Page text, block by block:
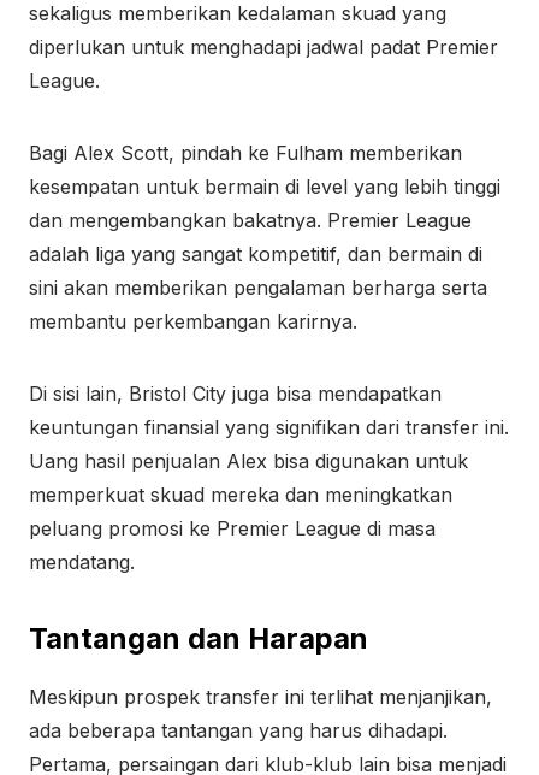
sekaligus memberikan kedalaman skuad yang
diperlukan untuk menghadapi jadwal padat Premier
League.
Bagi Alex Scott, pindah ke Fulham memberikan
kesempatan untuk bermain di level yang lebih tinggi
dan mengembangkan bakatnya. Premier League
adalah liga yang sangat kompetitif, dan bermain di
sini akan memberikan pengalaman berharga serta
membantu perkembangan karirnya.
Di sisi lain, Bristol City juga bisa mendapatkan
keuntungan finansial yang signifikan dari transfer ini.
Uang hasil penjualan Alex bisa digunakan untuk
memperkuat skuad mereka dan meningkatkan
peluang promosi ke Premier League di masa
mendatang.
Tantangan dan Harapan
Meskipun prospek transfer ini terlihat menjanjikan,
ada beberapa tantangan yang harus dihadapi.
Pertama, persaingan dari klub-klub lain bisa menjadi